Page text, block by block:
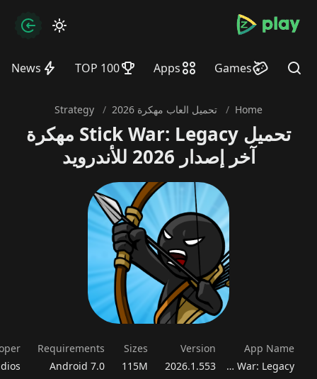
bramjpure.com
Games
Apps
TOP 100
News Find
Home
/ تحميل العاب مهكرة 2026 /
Strategy
تحميل Stick War: Legacy مهكرة
آخر إصدار 2026 للأندرويد
App Name
Stick War: Legacy
Version
2026.1.553
Sizes
115M
Requirements
Android 7.0